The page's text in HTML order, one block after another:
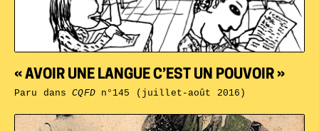
« AVOIR UNE LANGUE C’EST UN POUVOIR »
Paru dansCQFDn°145 (juillet-août 2016)